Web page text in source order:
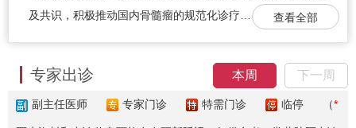
及共识，积极推动国内骨髓瘤的规范化诊疗…
查看全部
本周 下一周
专家出诊
副主任医师 专家门诊 特需门诊 临停 （*